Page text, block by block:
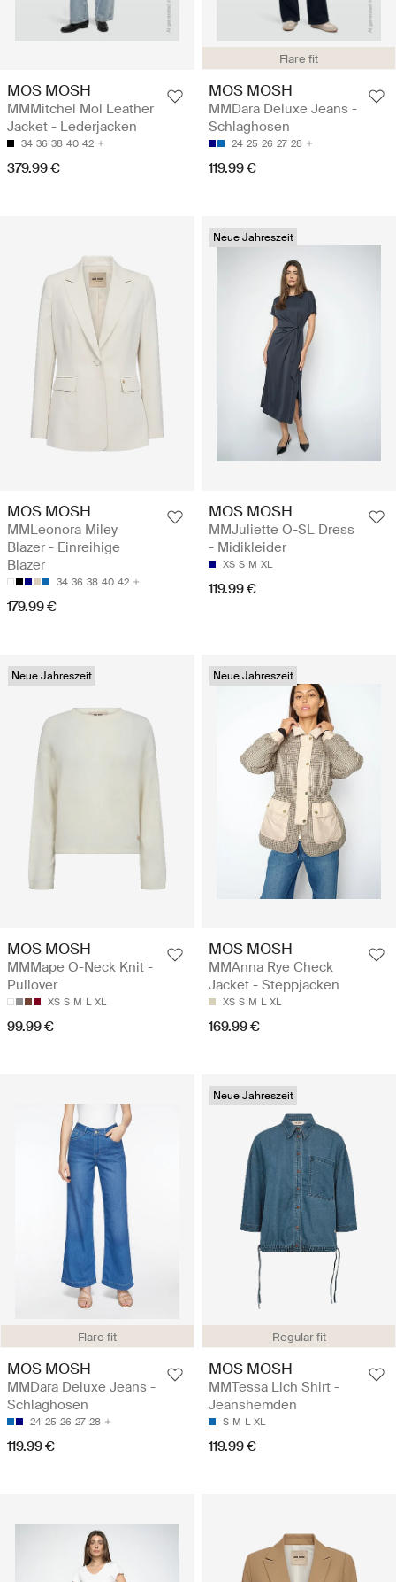
MOS MOSH
MMMitchel Mol Leather
Jacket - Lederjacken
34 36 38 40 42
379.99 €
Flare fit
MOS MOSH
MMDara Deluxe Jeans -
Schlaghosen
24 25 26 27 28
119.99 €
MOS MOSH
MMLeonora Miley
Blazer - Einreihige
Blazer
34 36 38 40 42
179.99 €
Neue Jahreszeit
MOS MOSH
MMJuliette O-SL Dress
- Midikleider
XS S M XL
119.99 €
Neue Jahreszeit
MOS MOSH
MMMape O-Neck Knit -
Pullover
XS S M L XL
99.99 €
Neue Jahreszeit
MOS MOSH
MMAnna Rye Check
Jacket - Steppjacken
XS S M L XL
169.99 €
Flare fit
MOS MOSH
MMDara Deluxe Jeans -
Schlaghosen
24 25 26 27 28
119.99 €
Regular fit
Neue Jahreszeit
MOS MOSH
MMTessa Lich Shirt -
Jeanshemden
S M L XL
119.99 €